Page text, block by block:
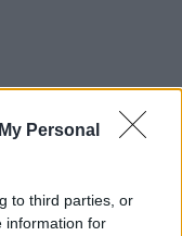
Personal
to third parties, or
information for